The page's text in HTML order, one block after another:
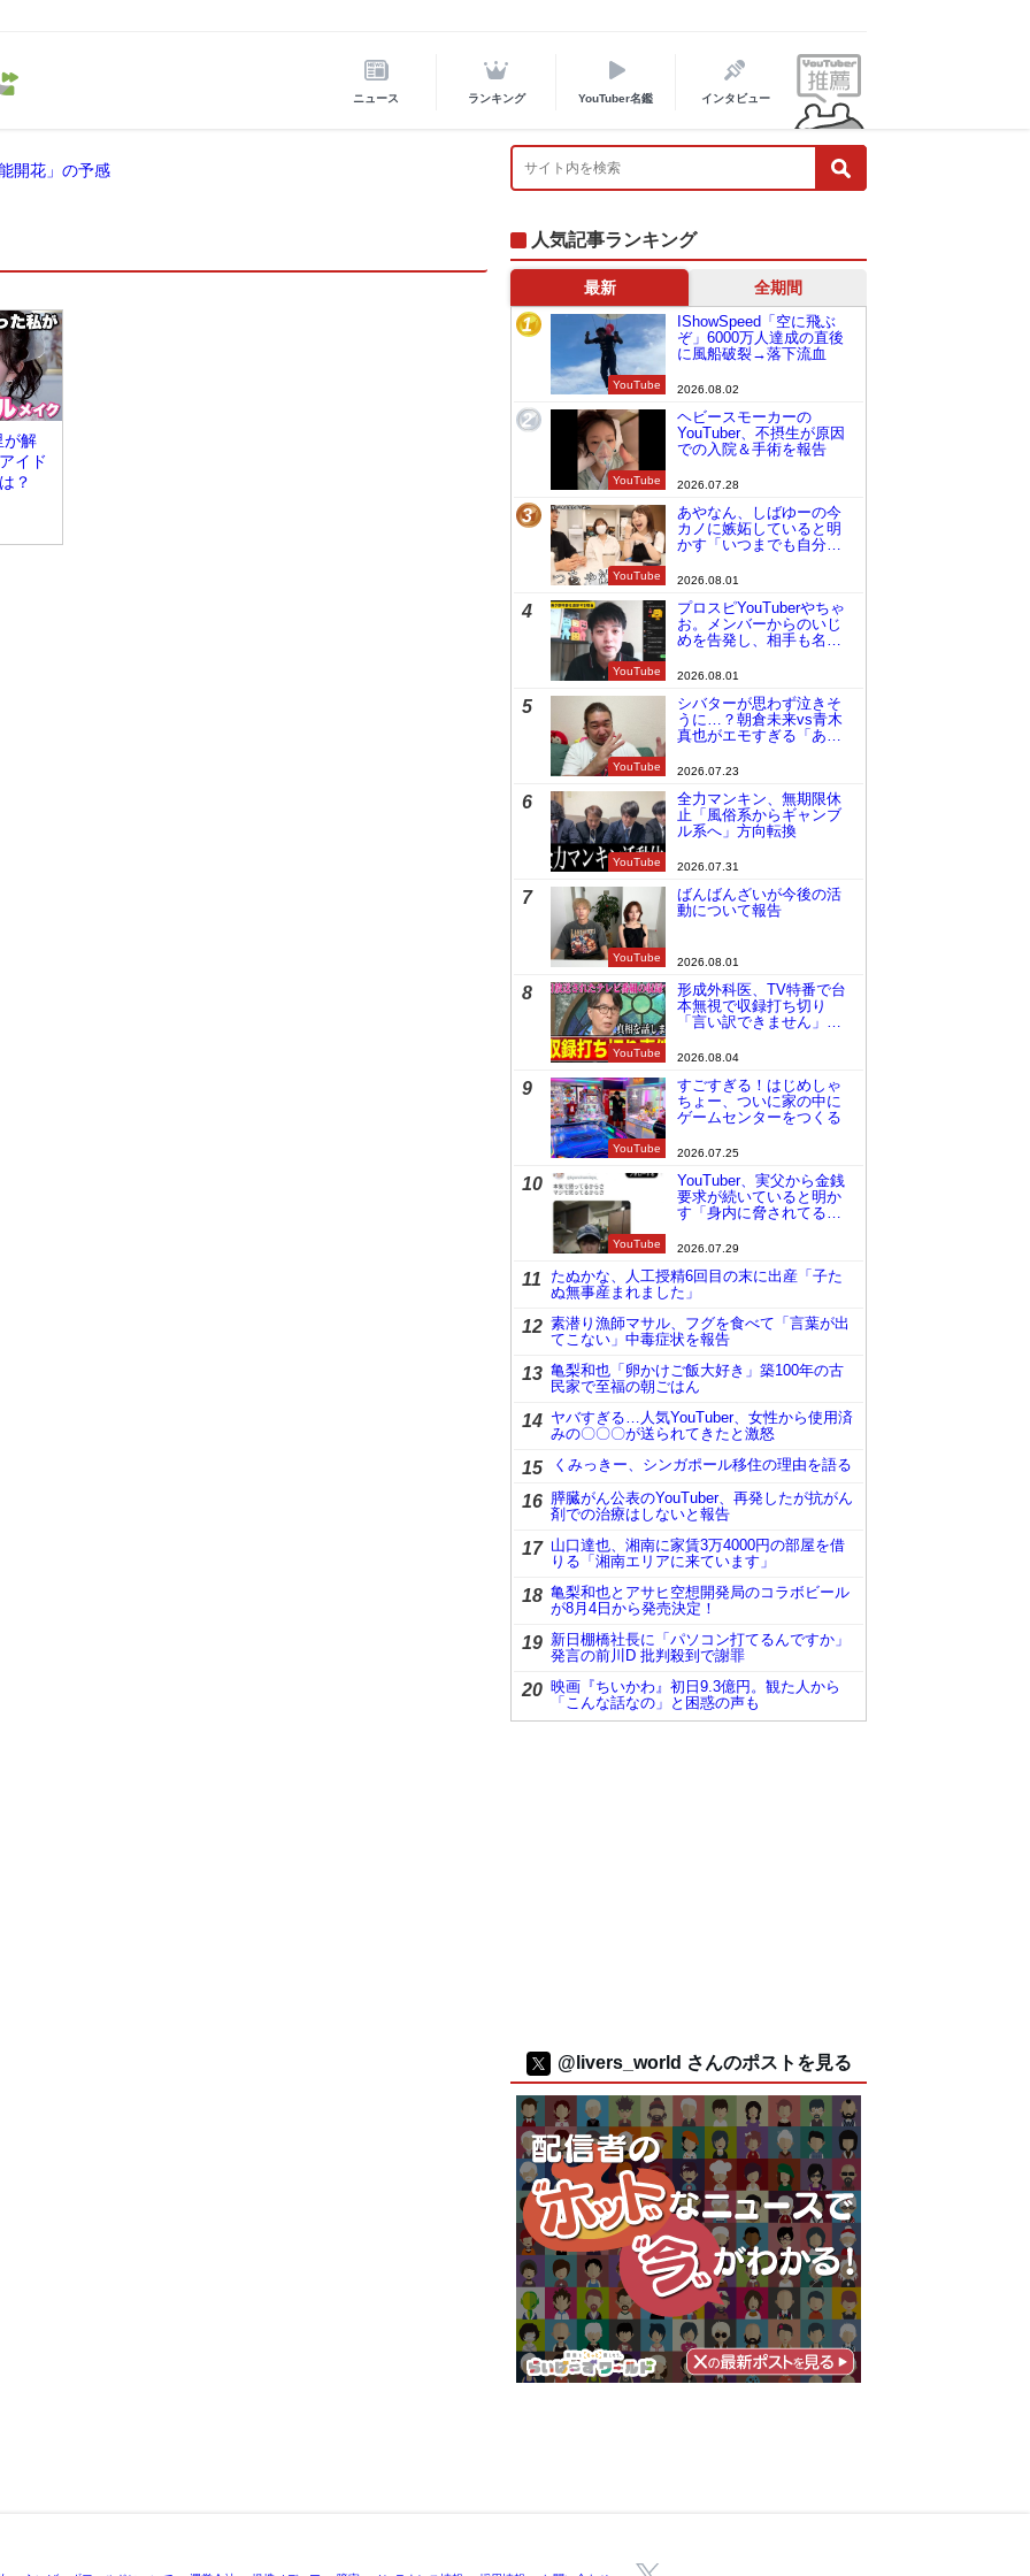
ニュース ランキング YouTuber名鑑 インタビュー
開花」の予感
が解
イド
？
人気記事ランキング
最新 全期間
1
YouTube
IShowSpeed「空に飛ぶ
ぞ」6000万人達成の直後
に風船破裂→落下流血
2026.08.02
2
YouTube
ヘビースモーカーの
YouTuber、不摂生が原因
での入院＆手術を報告
2026.07.28
3
YouTube
あやなん、しばゆーの今
カノに嫉妬していると明
かす「いつまでも自分の
2026.08.01
4
YouTube
プロスピYouTuberやちゃ
お。メンバーからのいじ
めを告発し、相手も名指
2026.08.01
5
YouTube
シバターが思わず泣きそ
うに…？朝倉未来vs青木
真也がエモすぎる「あの
真也」
2026.07.23
6
YouTube
全力マンキン、無期限休
止「風俗系からギャンブ
ル系へ」方向転換
2026.07.31
7
YouTube
ばんばんざいが今後の活
動について報告
2026.08.01
8
YouTube
形成外科医、TV特番で台
本無視で収録打ち切り
「言い訳できません」と
2026.08.04
9
YouTube
すごすぎる！はじめしゃ
ちょー、ついに家の中に
ゲームセンターをつくる
2026.07.25
10
YouTube
YouTuber、実父から金銭
要求が続いていると明か
す「身内に脅されてる
2026.07.29
11
たぬかな、人工授精6回目の末に出産「子た
ぬ無事産まれました」
12 素潜り漁師マサル、フグを食べて「言葉が出
てこない」中毒症状を報告
13 亀梨和也「卵かけご飯大好き」築100年の古
民家で至福の朝ごはん
14 ヤバすぎる…人気YouTuber、女性から使用済
みの〇〇〇が送られてきたと激怒
15 くみっきー、シンガポール移住の理由を語る
16 膵臓がん公表のYouTuber、再発したが抗がん
剤での治療はしないと報告
17 山口達也、湘南に家賃3万4000円の部屋を借
りる「湘南エリアに来ています」
18 亀梨和也とアサヒ空想開発局のコラボビール
が8月4日から発売決定！
19 新日棚橋社長に「パソコン打てるんですか」
発言の前川D 批判殺到で謝罪
20 映画『ちいかわ』初日9.3億円。観た人から
「こんな話なの」と困惑の声も
@livers_world さんのポストを見る